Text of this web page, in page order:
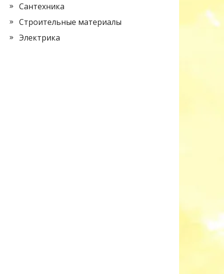
Сантехника
Строительные материалы
Электрика